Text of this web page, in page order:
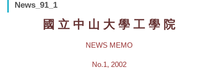
News_91_1
國 立 中 山 大 學 工 學 院
NEWS MEMO
No.1, 2002